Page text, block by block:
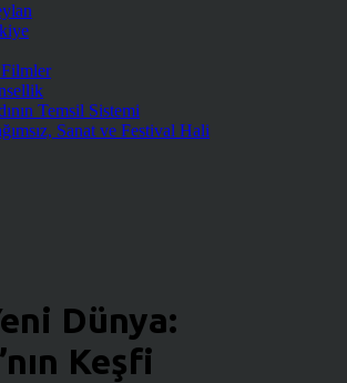
Filmler
Temsil Sistemi
Sanat ve Festival Hali
Dünya:
Keşfi